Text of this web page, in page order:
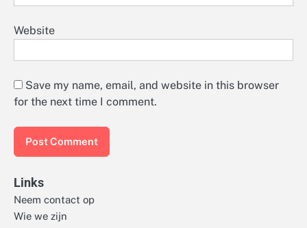
Website
Save my name, email, and website in this browser
for the next time I comment.
Links
Neem contact op
Wie we zijn